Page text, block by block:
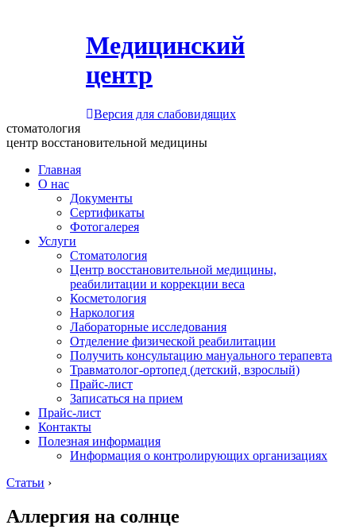
Медицинский
центр
Версия для слабовидящих
стоматология
центр восстановительной медицины
Главная
О нас
Документы
Сертификаты
Фотогалерея
Услуги
Стоматология
Центр восстановительной медицины,
реабилитации и коррекции веса
Косметология
Наркология
Лабораторные исследования
Отделение физической реабилитации
Получить консультацию мануального терапевта
Травматолог-ортопед (детский, взрослый)
Прайс-лист
Записаться на прием
Прайс-лист
Контакты
Полезная информация
Информация о контролирующих организациях
Статьи ›
Аллергия на солнце